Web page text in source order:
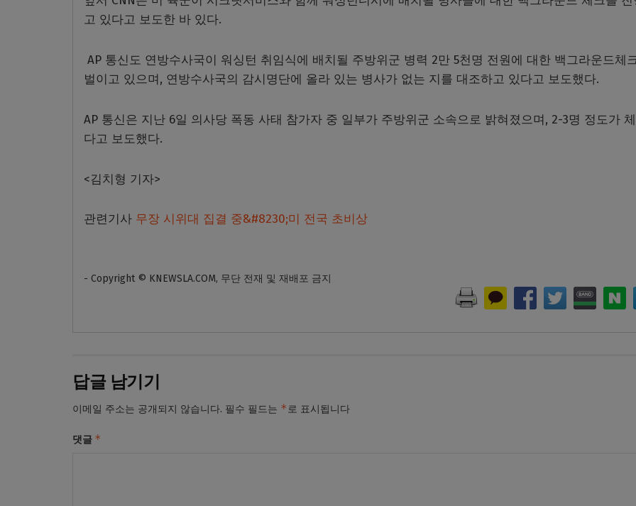
고 있다고 보도한 바 있다.
AP 통신도 연방수사국이 워싱턴 취임식에 배치될 주방위군 병력 2만 5천명 전원에 대한 백그라운드체
벌이고 있으며, 연방수사국의 감시명단에 올라 있는 병사가 없는 지를 대조하고 있다고 보도했다.
AP 통신은 지난 6일 의사당 폭동 사태 참가자 중 일부가 주방위군 소속으로 밝혀졌으며, 2-3명 정도가
다고 보도했다.
<김치형 기자>
관련기사 무장 시위대 집결 중&#8230;미 전국 초비상
- Copyright © KNEWSLA.COM, 무단 전재 및 재배포 금지
답글 남기기
이메일 주소는 공개되지 않습니다. 필수 필드는 *로 표시됩니다
댓글 *